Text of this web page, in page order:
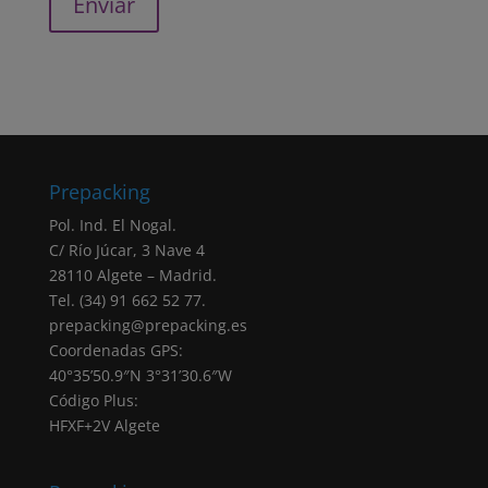
el caso de haber aceptado expresamente,
sus datos también serán utilizados para el
consentimiento (artículo 6.1.a RGPD)
casilla de verificación. Sus datos personales
Negativa otorgar el consentimiento: El hecho
de que no introduzcas los datos que
aparecen marcados como obligatorios en el
formulario tendrá como consecuencia la no
ninguna empresa, salvo obligación legal.
Derechos: Puede acceder, rectificar y
Prepacking
Pol. Ind. El Nogal.
C/ Río Júcar, 3 Nave 4
28110 Algete – Madrid.
Tel. (34) 91 662 52 77.
prepacking@prepacking.es
Coordenadas GPS:
40°35’50.9″N 3°31’30.6″W
Código Plus:
HFXF+2V Algete